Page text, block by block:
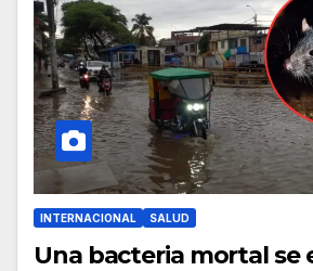
INTERNACIONAL SALUD
Una bacteria mortal se